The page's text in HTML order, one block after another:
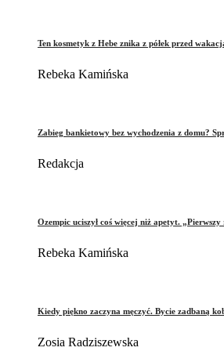
Ten kosmetyk z Hebe znika z półek przed
Rebeka Kamińska
Zabieg bankietowy bez wychodzenia z domu?
Redakcja
Ozempic uciszył coś więcej niż apetyt.
Rebeka Kamińska
Kiedy piękno zaczyna męczyć. Bycie zadbaną
Zosia Radziszewska